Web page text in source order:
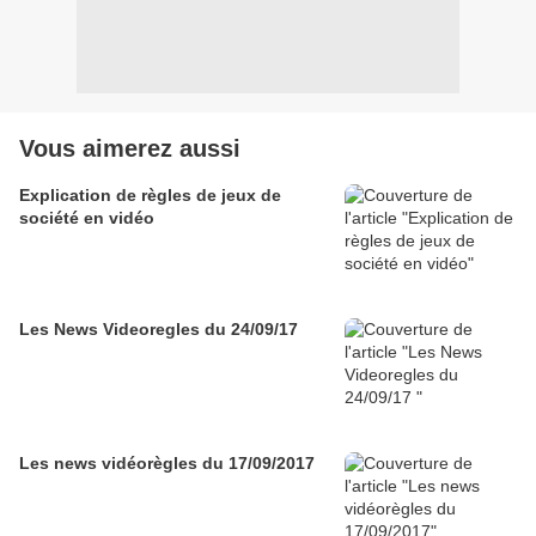
Vous aimerez aussi
Explication de règles de jeux de
société en vidéo
Les News Videoregles du 24/09/17
Les news vidéorègles du 17/09/2017